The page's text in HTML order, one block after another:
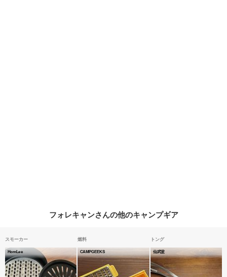
フォレキャンさんの他のキャンプギア
スモーカー
HomLee
燃料
CAMPGEEKS
トング
仙武堂